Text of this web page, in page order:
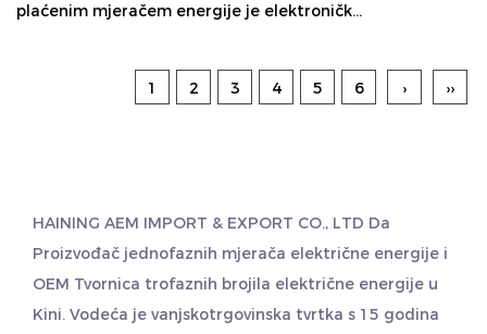
plaćenim mjeračem energije je elektroničk...
1 2 3 4 5 6 › ››
HAINING AEM IMPORT & EXPORT CO., LTD Da
Proizvođač jednofaznih mjerača električne energije i
OEM Tvornica trofaznih brojila električne energije u
Kini. Vodeća je vanjskotrgovinska tvrtka s 15 godina